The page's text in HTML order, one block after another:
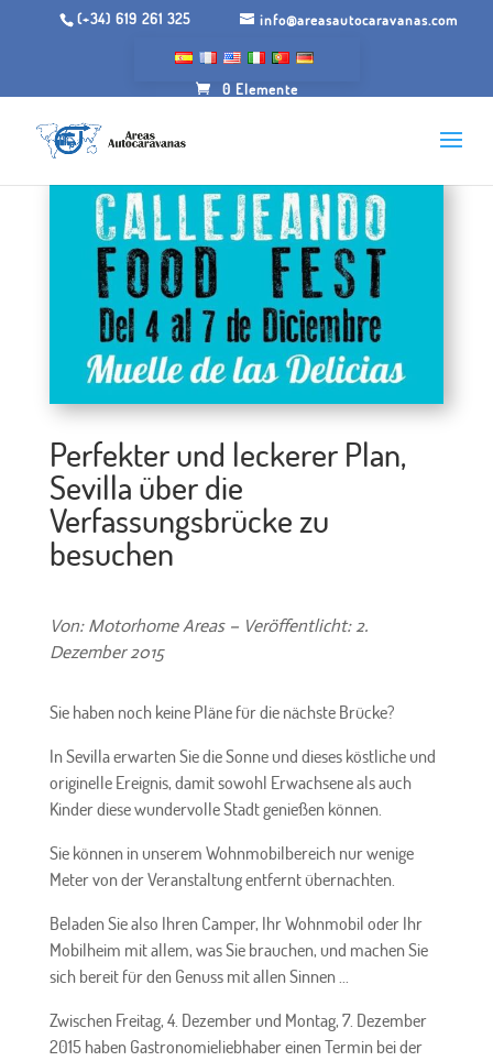
(+34) 619 261 325 info@areasautocaravanas.com
0 Elemente
Perfekter und leckerer Plan,
Sevilla über die
Verfassungsbrücke zu
besuchen
Von: Motorhome Areas – Veröffentlicht: 2.
Dezember 2015
Sie haben noch keine Pläne für die nächste Brücke?
In Sevilla erwarten Sie die Sonne und dieses köstliche und
originelle Ereignis, damit sowohl Erwachsene als auch
Kinder diese wundervolle Stadt genießen können.
Sie können in unserem Wohnmobilbereich nur wenige
Meter von der Veranstaltung entfernt übernachten.
Beladen Sie also Ihren Camper, Ihr Wohnmobil oder Ihr
Mobilheim mit allem, was Sie brauchen, und machen Sie
sich bereit für den Genuss mit allen Sinnen ...
Zwischen Freitag, 4. Dezember und Montag, 7. Dezember
2015 haben Gastronomieliebhaber einen Termin bei der